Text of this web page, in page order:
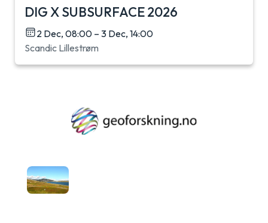
DIG X SUBSURFACE 2026
2 Dec, 08:00 – 3 Dec, 14:00
Scandic Lillestrøm